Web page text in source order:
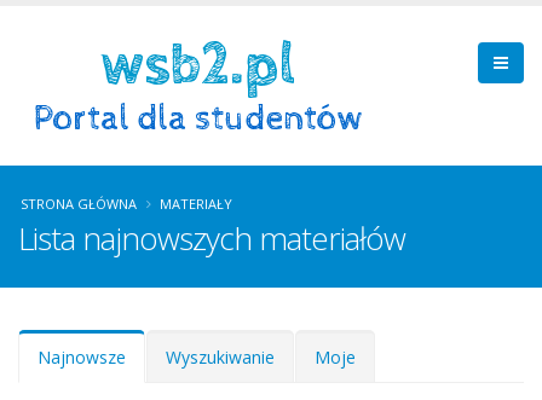
STRONA GŁÓWNA MATERIAŁY
Lista najnowszych materiałów
Zakładki podstawowe
Najnowsze (aktywnaWyszukiwanie Moje